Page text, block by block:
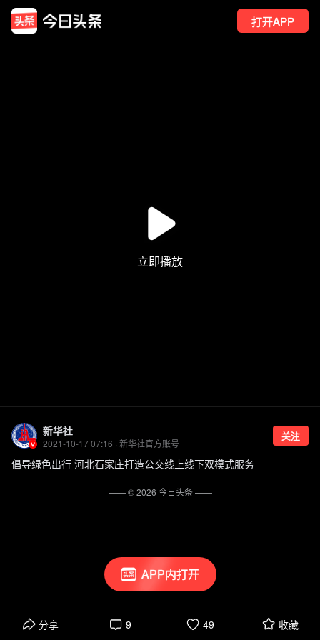
打开APP
APP内打开
新华社
2021-10-17 07:16 · 新华社官方账号
关注
倡导绿色出行 河北石家庄打造公交线上线下双模式服务
分享 9 49 收藏
—— ©2026 今日头条——